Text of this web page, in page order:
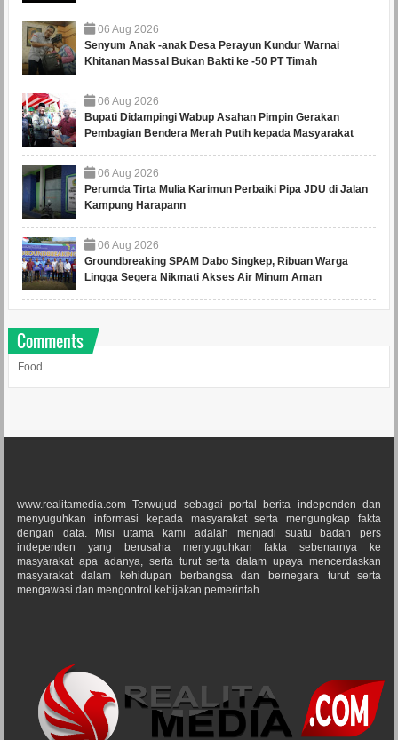
06 Aug 2026
Senyum Anak -anak Desa Perayun Kundur Warnai
Khitanan Massal Bukan Bakti ke -50 PT Timah
06 Aug 2026
Bupati Didampingi Wabup Asahan Pimpin Gerakan
Pembagian Bendera Merah Putih kepada Masyarakat
06 Aug 2026
Perumda Tirta Mulia Karimun Perbaiki Pipa JDU di Jalan
Kampung Harapann
06 Aug 2026
Groundbreaking SPAM Dabo Singkep, Ribuan Warga
Lingga Segera Nikmati Akses Air Minum Aman
Comments
Food
www.realitamedia.com Terwujud sebagai portal berita independen dan
menyuguhkan informasi kepada masyarakat serta mengungkap fakta
dengan data. Misi utama kami adalah menjadi suatu badan pers
independen yang berusaha menyuguhkan fakta sebenarnya ke
masyarakat apa adanya, serta turut serta dalam upaya mencerdaskan
masyarakat dalam kehidupan berbangsa dan bernegara turut serta
mengawasi dan mengontrol kebijakan pemerintah.